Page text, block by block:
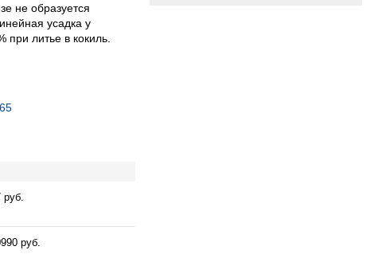
не образуется
усадка у
литье в кокиль.
руб.
руб.